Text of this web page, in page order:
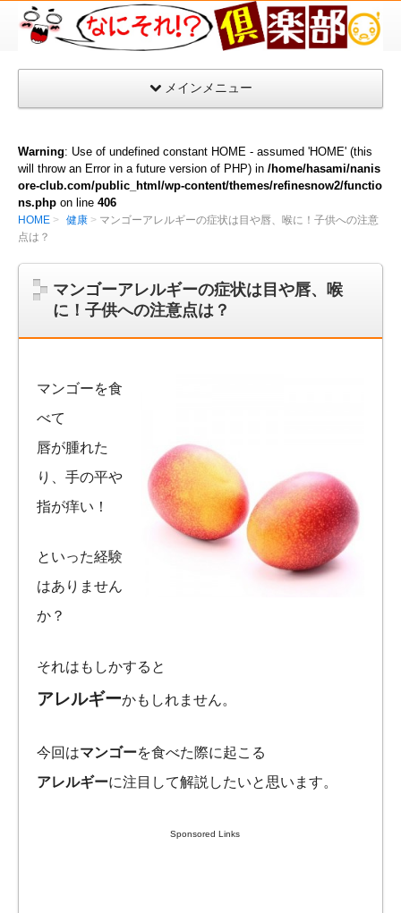
な
そ
部
メインメニュー
Warning: Use of undefined constant HOME - assumed 'HOME' (this
will throw an Error in a future version of PHP) in /home/hasami/nanis
ore-club.com/public_html/wp-content/themes/refinesnow2/functio
ns.php on line 406
HOME 健康
マンゴーアレルギーの症状は目や唇、喉に！子供への注意
点は？
マンゴーアレルギーの症状は目や唇、喉
に！子供への注意点は？
マンゴーを食
べて
唇が腫れた
り、手の平や
指が痒い！
といった経験
はありません
か？
それはもしかすると
アレルギーかもしれません。
今回はマンゴーを食べた際に起こる
アレルギーに注目して解説したいと思います。
Sponsored Links